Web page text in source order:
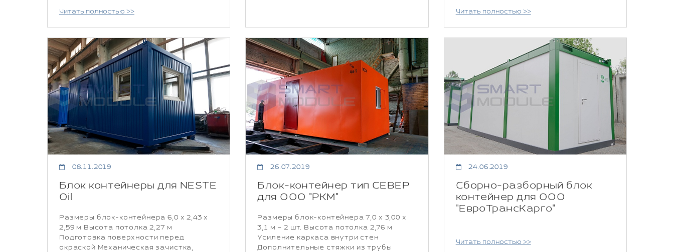
Читать полностью >> Читать полностью >>
08.11.2019
Блок контейнеры для NESTE
Oil
Размеры блок-контейнера 6,0 х 2,43 х
2,59 м Высота потолка 2,27 м
Подготовка поверхности перед
окраской Механическая зачистка,
26.07.2019
Блок-контейнер тип СЕВЕР
для ООО "РКМ"
Размеры блок-контейнера 7,0 х 3,00 х
3,1 м – 2 шт. Высота потолка 2,76 м
Усиление каркаса внутри стен
Дополнительные стяжки из трубы
24.06.2019
Сборно-разборный блок
контейнер для ООО
"ЕвроТрансКарго"
Читать полностью >>